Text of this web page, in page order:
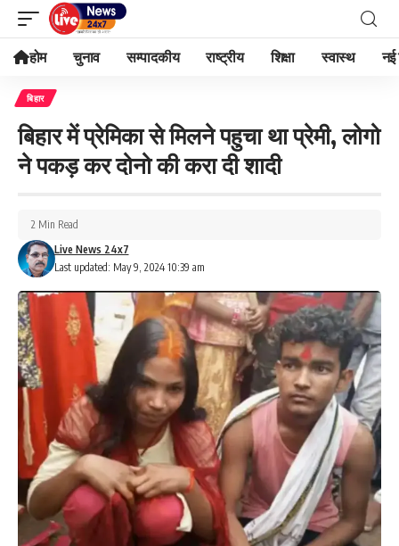
होम चुनाव सम्पादकीय राष्ट्रीय शिक्षा स्वास्थ नई
बिहार
बिहार में प्रेमिका से मिलने पहुचा था प्रेमी, लोगो
ने पकड़ कर दोनो की करा दी शादी
Last updated: May 9, 2024 10:39 am
Live News 24x7
2 Min Read